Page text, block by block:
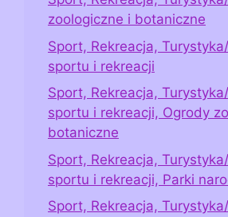
zoologiczne i botaniczne
Sport, Rekreacja,
sportu i rekreacji
Sport, Rekreacja,
sportu i rekreacji, Ogrody
botaniczne
Sport, Rekreacja,
sportu i rekreacji, Parki
Sport, Rekreacja,